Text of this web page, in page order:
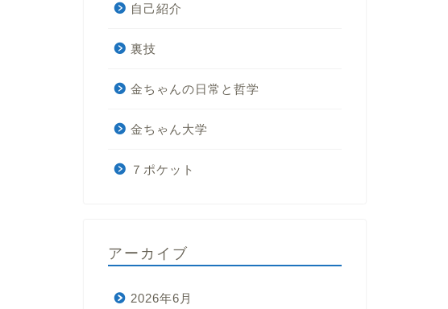
自己紹介
裏技
金ちゃんの日常と哲学
金ちゃん大学
７ポケット
アーカイブ
2026年6月